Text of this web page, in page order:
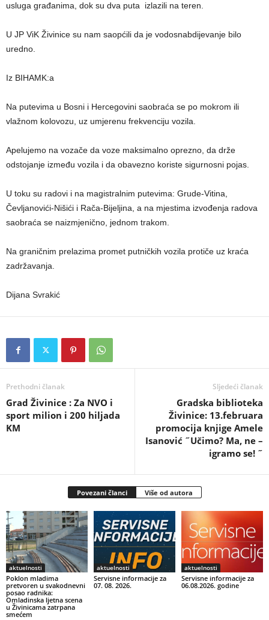
usluga građanima, dok su dva puta izlazili na teren.
U JP ViK Živinice su nam saopćili da je vodosnabdijevanje bilo
uredno.
Iz BIHAMK:a
Na putevima u Bosni i Hercegovini saobraća se po mokrom ili
vlažnom kolovozu, uz umjerenu frekvenciju vozila.
Apelujemo na vozače da voze maksimalno oprezno, da drže
odstojanje između vozila i da obavezno koriste sigurnosni pojas.
U toku su radovi i na magistralnim putevima: Grude-Vitina,
Čevljanovići-Nišići i Rača-Bijeljina, a na mjestima izvođenja radova
saobraća se naizmjenično, jednom trakom.
Na graničnim prelazima promet putničkih vozila protiče uz kraća
zadržavanja.
Dijana Svrakić
Prethodni članak
Grad Živinice : Za NVO i
sport milion i 200 hiljada
KM
Sljedeći članak
Gradska biblioteka
Živinice: 13.februara
promocija knjige Amele
Isanović ˝Učimo? Ma, ne –
igramo se! ˝
Povezani članci Više od autora
aktuelnosti
Poklon mladima
pretvoren u svakodnevni
posao radnika:
Omladinska ljetna scena
u Živinicama zatrpana
smećem
aktuelnosti
Servisne informacije za
07. 08. 2026.
aktuelnosti
Servisne informacije za
06.08.2026. godine